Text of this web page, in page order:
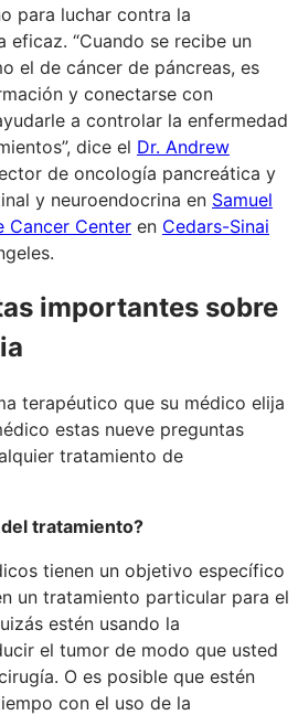
para luchar contra la
eficaz. “Cuando se recibe un
el de cáncer de páncreas, es
y conectarse con
a controlar la enfermedad
dice el Dr. Andrew
de oncología pancreática y
y neuroendocrina en Samuel
Cancer Center en Cedars-Sinai
importantes sobre
terapéutico que su médico elija
estas nueve preguntas
tratamiento de
tratamiento?
tienen un objetivo específico
un tratamiento particular para el
estén usando la
el tumor de modo que usted
O es posible que estén
con el uso de la